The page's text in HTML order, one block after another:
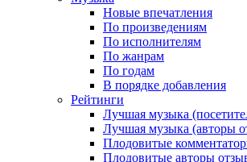
Новые впечатления
По произведениям
По исполнителям
По жанрам
По годам
В порядке добавления
Рейтинги
Лучшая музыка
Лучшая музыка (авторы
Плодовитые
Плодовитые авторы